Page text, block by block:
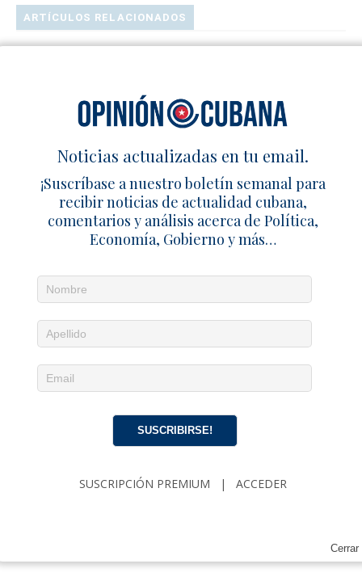
ARTÍCULOS RELACIONADOS
pedirles que paren”
6 junio 2022 Redacción 0
Cuqui La Mora parodia el tema
Cuba
7 junio 2022 Redacción 0
La ‘vedette’ cubana Juana Bacallao
SÉ EL PRIMERO EN COMENTAR
Deja un comentario
Cerrar
Noticias actualizadas en tu email.
¡Suscríbase a nuestro boletín semanal para
recibir noticias de actualidad cubana,
comentarios y análisis acerca de Política,
Economía, Gobierno y más…
SUSCRIBIRSE!
SUSCRIPCIÓN PREMIUM | ACCEDER